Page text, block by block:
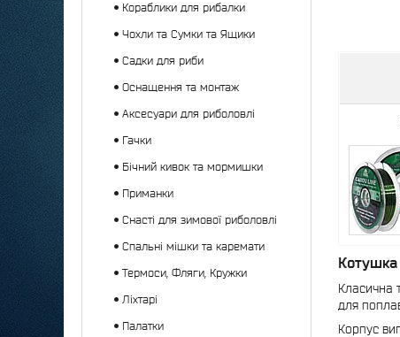
Класична
для
Корпус
Кораблики для рибалки
Чохли та Сумки та Ящики
Садки для риби
Оснащення та монтаж
Аксесуари для риболовлі
Гачки
Бічний кивок та мормишки
Приманки
Снасті для зимової риболовлі
Спальні мішки та каремати
Термоси, Фляги, Кружки
Ліхтарі
Палатки